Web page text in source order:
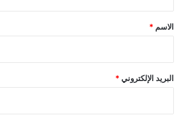
*
الاسم *
البريد الإلكتروني *